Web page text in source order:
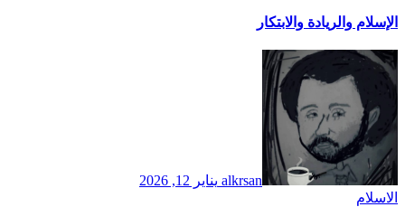
الإسلام والريادة والابتكار
alkrsan يناير 12, 2026
الاسلام